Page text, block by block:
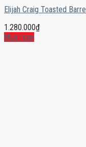
Elijah Craig Toasted Barrel
1.280.000₫
Mua ngay